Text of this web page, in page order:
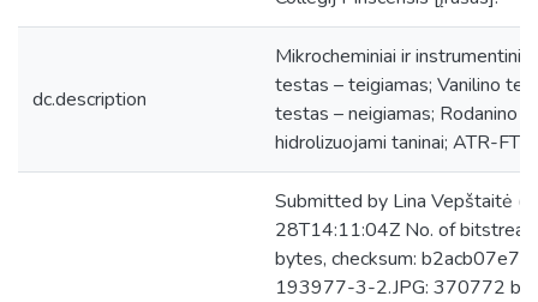
dc.description
Mikrocheminiai ir
testas – teigiamas; Vanilino
testas – neigiamas; Rodanino
hidrolizuojami taninai; ATR-
Submitted by Lina Vepštaitė
28T14:11:04Z No. of
bytes, checksum:
193977-3-2.JPG: 370772